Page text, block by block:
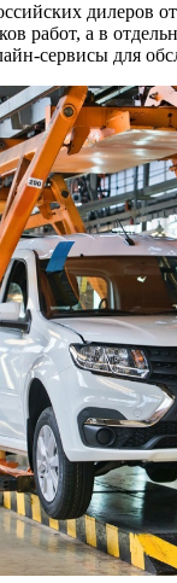
дилеров
работ, а в
сервисы для